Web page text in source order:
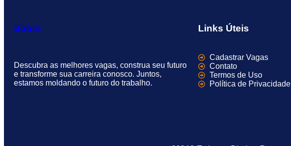
Sobre
Descubra as melhores vagas, construa seu futuro
e transforme sua carreira conosco. Juntos,
estamos moldando o futuro do trabalho.
Links Úteis
Cadastrar Vagas
Contato
Termos de Uso
Política de Privacidade